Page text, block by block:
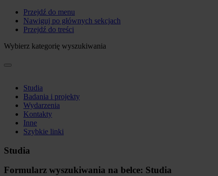
Przejdź do menu
Nawiguj po głównych sekcjach
Przejdź do treści
Wybierz kategorię wyszukiwania
Studia
Badania i projekty
Wydarzenia
Kontakty
Inne
Szybkie linki
Studia
Formularz wyszukiwania na belce: Studia